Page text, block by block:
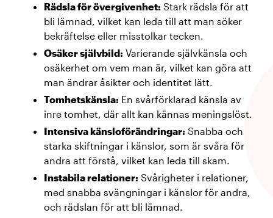
Rädsla för övergivenhet: Stark rädsla för att
bli lämnad, vilket kan leda till att man söker
bekräftelse eller misstolkar tecken.
Osäker självbild: Varierande självkänsla och
osäkerhet om vem man är, vilket kan göra att
man ändrar åsikter och identitet lätt.
Tomhetskänsla: En svårförklarad känsla av
inre tomhet, där allt kan kännas meningslöst.
Intensiva känsloförändringar: Snabba och
starka skiftningar i känslor, som är svåra för
andra att förstå, vilket kan leda till skam.
Instabila relationer: Svårigheter i relationer,
med snabba svängningar i känslor för andra,
och rädslan för att bli lämnad.